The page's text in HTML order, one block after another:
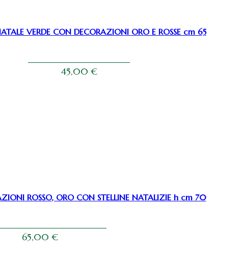
VERDE CON DECORAZIONI ORO E ROSSE cm 65
45,00 €
ROSSO, ORO CON STELLINE NATALIZIE h cm 70
65,00 €